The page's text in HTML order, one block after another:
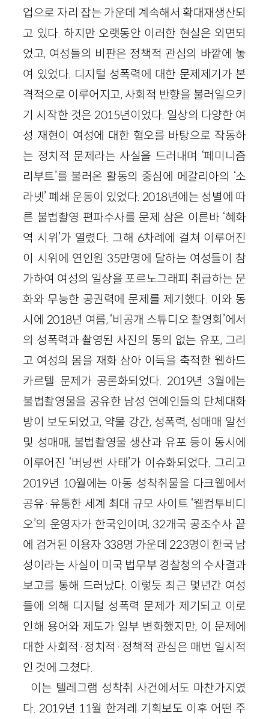
업으로 자리 잡는 가운데 계속해서 확대재생산되
고 있다. 하지만 오랫동안 이러한 현실은 외면되
었고, 여성들의 비판은 정책적 관심의 바깥에 놓
여 있었다. 디지털 성폭력에 대한 문제제기가 본
격적으로 이루어지고, 사회적 반향을 불러일으키
기 시작한 것은 2015년이었다. 일상의 다양한 여
성 재현이 여성에 대한 혐오를 바탕으로 작동하
는 정치적 문제라는 사실을 드러내며 ‘페미니즘
리부트’를 불러온 활동의 중심에 메갈리아의 ‘소
라넷’ 폐쇄 운동이 있었다. 2018년에는 성별에 따
른 불법촬영 편파수사를 문제 삼은 이른바 ‘혜화
역 시위’가 열렸다. 그해 6차례에 걸쳐 이루어진
이 시위에 연인원 35만명에 달하는 여성들이 참
가하여 여성의 일상을 포르노그래피 취급하는 문
화와 무능한 공권력에 문제를 제기했다. 이와 동
시에 2018년 여름, ‘비공개 스튜디오 촬영회’에서
의 성폭력과 촬영된 사진의 동의 없는 유포, 그리
고 여성의 몸을 재화 삼아 이득을 축적한 웹하드
카르텔 문제가 공론화되었다. 2019년 3월에는
불법촬영물을 공유한 남성 연예인들의 단체대화
방이 보도되었고, 약물 강간, 성폭력, 성매매 알선
및 성매매, 불법촬영물 생산과 유포 등이 동시에
이루어진 ‘버닝썬 사태’가 이슈화되었다. 그리고
2019년 10월에는 아동 성착취물을 다크웹에서
공유·유통한 세계 최대 규모 사이트 ‘웰컴투비디
오’의 운영자가 한국인이며, 32개국 공조수사 끝
에 검거된 이용자 338명 가운데 223명이 한국 남
성이라는 사실이 미국 법무부 경찰청의 수사결과
보고를 통해 드러났다. 이렇듯 최근 몇년간 여성
들에 의해 디지털 성폭력 문제가 제기되고 이로
인해 용어와 제도가 일부 변화했지만, 이 문제에
대한 사회적·정치적·정책적 관심은 매번 일시적
인 것에 그쳤다.
이는 텔레그램 성착취 사건에서도 마찬가지였
다. 2019년 11월 한겨레 기획보도 이후 어떤 주